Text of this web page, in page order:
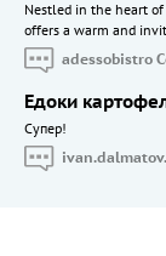
Nestled in the heart of
offers a warm and
adessobistro
Едоки
Cупер!